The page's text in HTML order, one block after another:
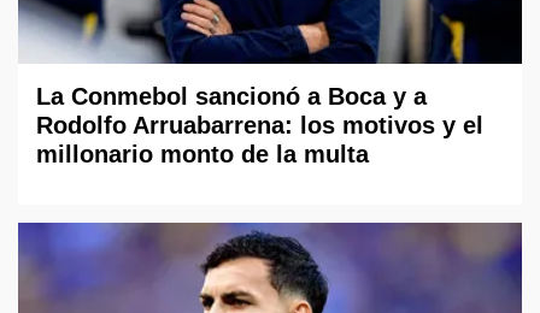
La Conmebol sancionó a Boca y a
Rodolfo Arruabarrena: los motivos y el
millonario monto de la multa